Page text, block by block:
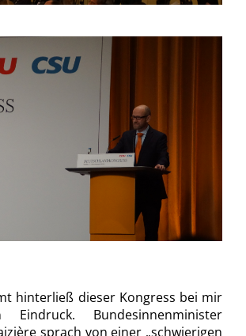
hinterließ dieser Kongress bei mir
Bundesinnenminister
sprach von einer „schwierigen